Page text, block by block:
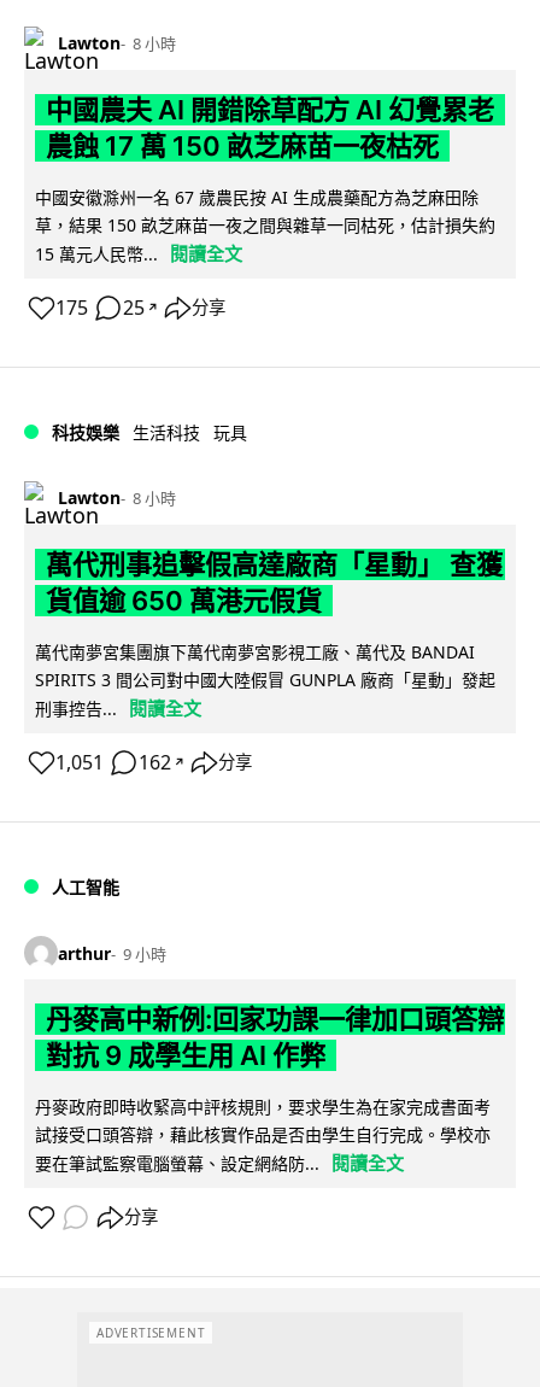
Lawton 8 小時
中國農夫 AI 開錯除草配方 AI 幻覺累老
農蝕 17 萬 150 畝芝麻苗一夜枯死
中國安徽滁州一名 67 歲農民按 AI 生成農藥配方為芝麻田除
草，結果 150 畝芝麻苗一夜之間與雜草一同枯死，估計損失約
15 萬元人民幣...
閱讀全文
175 25 ↗ 分享
科技娛樂 生活科技 玩具
Lawton 8 小時
萬代刑事追擊假高達廠商「星動」 查獲
貨值逾 650 萬港元假貨
萬代南夢宮集團旗下萬代南夢宮影視工廠、萬代及 BANDAI
SPIRITS 3 間公司對中國大陸假冒 GUNPLA 廠商「星動」發起
刑事控告...
閱讀全文
1,051 162 ↗ 分享
人工智能
arthur 9 小時
丹麥高中新例:回家功課一律加口頭答辯
對抗 9 成學生用 AI 作弊
丹麥政府即時收緊高中評核規則，要求學生為在家完成書面考
試接受口頭答辯，藉此核實作品是否由學生自行完成。學校亦
要在筆試監察電腦螢幕、設定網絡防...
閱讀全文
分享
ADVERTISEMENT